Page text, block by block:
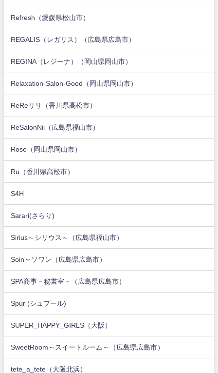
Refresh（愛媛県松山市）
REGALIS（レガリス）（広島県広島市）
REGINA（レジーナ）（岡山県岡山市）
Relaxation-Salon-Good（岡山県岡山市）
ReReリリ（香川県高松市）
ReSalonNii（広島県福山市）
Rose（岡山県岡山市）
Ru（香川県高松市）
S4H
Sarari(さらり)
Sirius～シリウス～（広島県福山市）
Soin～ソワン（広島県広島市）
SPA商事－秘書室－（広島県広島市）
Spur (シュプール)
SUPER_HAPPY_GIRLS（大阪）
SweetRoom～スイートルーム～（広島県広島市）
tete_a_tete（大阪北浜）